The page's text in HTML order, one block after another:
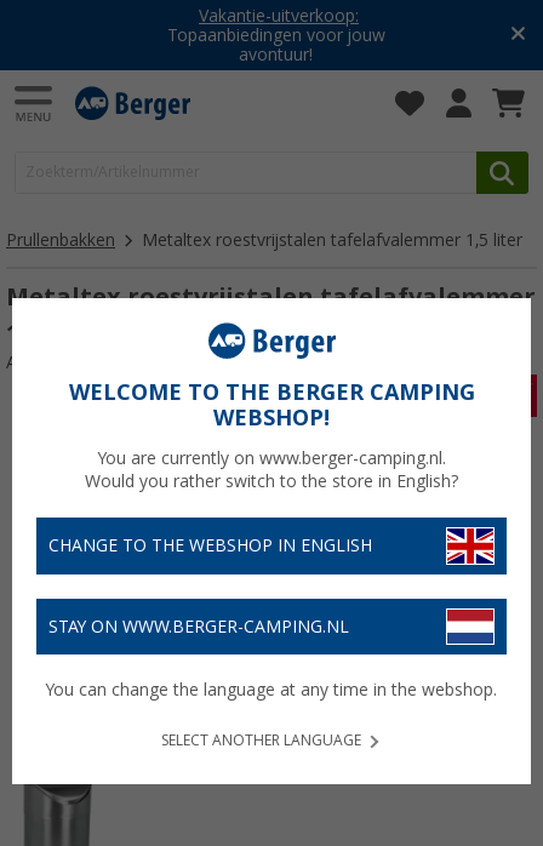
Vakantie-uitverkoop:
Topaanbiedingen voor jouw
avontuur!
Prullenbakken Metaltex roestvrijstalen tafelafvalemmer 1,5 liter
Metaltex roestvrijstalen tafelafvalemmer
1,5 liter
Artikelnr: 674646
WELCOME TO THE BERGER CAMPING
WEBSHOP!
You are currently on www.berger-camping.nl.
Would you rather switch to the store in English?
CHANGE TO THE WEBSHOP IN ENGLISH
STAY ON WWW.BERGER-CAMPING.NL
You can change the language at any time in the webshop.
SELECT ANOTHER LANGUAGE